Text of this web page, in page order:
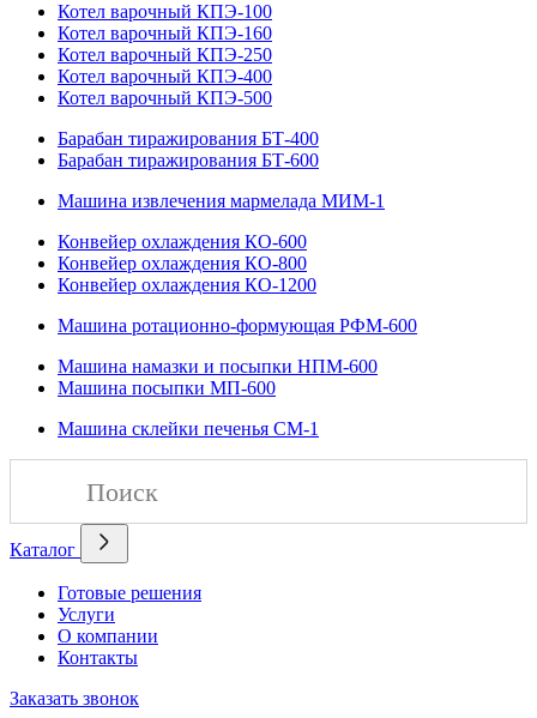
Котел варочный КПЭ-100
Котел варочный КПЭ-160
Котел варочный КПЭ-250
Котел варочный КПЭ-400
Котел варочный КПЭ-500
Барабан тиражирования БТ-400
Барабан тиражирования БТ-600
Машина извлечения мармелада МИМ-1
Конвейер охлаждения КО-600
Конвейер охлаждения КО-800
Конвейер охлаждения КО-1200
Машина ротационно-формующая РФМ-600
Машина намазки и посыпки НПМ-600
Машина посыпки МП-600
Машина склейки печенья СМ-1
Каталог
Готовые решения
Услуги
О компании
Контакты
Заказать звонок